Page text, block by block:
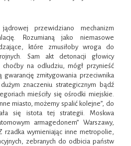
przewidziano mechanizm
Rozumianą jako niemasowe
które zmusiłoby wroga do
Sam akt detonacji głowicy
na odludziu, mógł przynieść
gwarancję zmitygowania przeciwnika
znaczeniu strategicznym bądź
mieściły się ośrodki miejskie.
miasto, możemy spalić kolejne”, do
się istota tej strategii. Moskwa
armagedonem” Warszawy,
rzadka wymieniając inne metropolie,
zebranych do odbicia państw